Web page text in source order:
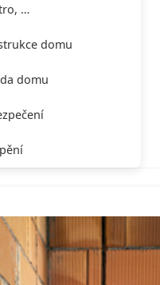
…
domu
domu